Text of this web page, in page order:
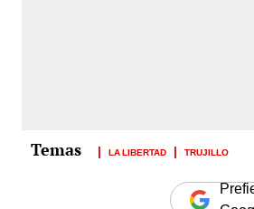
LA LIBERTAD TRUJILLO